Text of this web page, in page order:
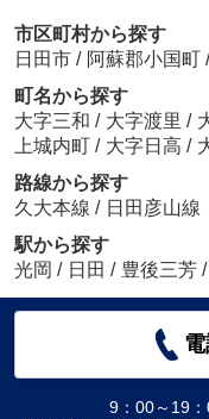
市区町村から探す
日田市 / 阿蘇郡小国町 /
町名から探す
大字三和 / 大字渡里 /
上城内町 / 大字日高 /
路線から探す
久大本線 / 日田彦山線
駅から探す
光岡 / 日田 / 豊後三芳 /
9：00～19